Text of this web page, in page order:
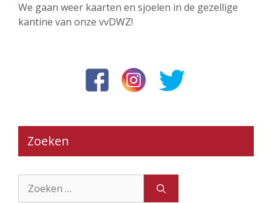
We gaan weer kaarten en sjoelen in de gezellige
kantine van onze vvDWZ!
Zoeken
naar: